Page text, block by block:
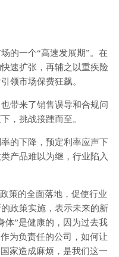
的一个“高速发展期”。在
速扩张，再辅之以重疾险
领市场保费狂飙。
带来了销售误导和合规问
，挑战接踵而至。
的下降，预定利率应声下
产品难以为继，行业陷入
策的全面落地，促使行业
政策实施，表示未来的新
体”是健康的，因为过去我
为负责任的公司，如何让
家造成麻烦，是我们这一